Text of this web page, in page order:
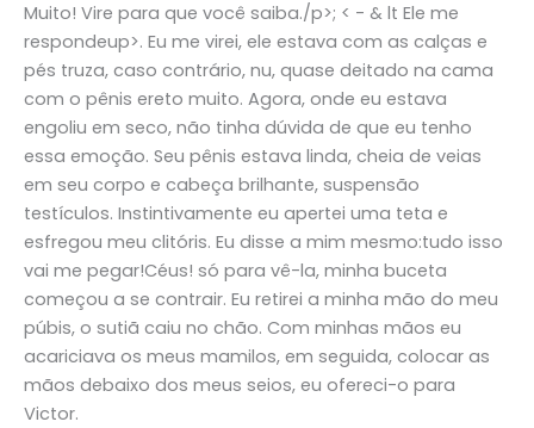
Muito! Vire para que você saiba./p>; < - & lt Ele me
respondeup>. Eu me virei, ele estava com as calças e
pés truza, caso contrário, nu, quase deitado na cama
com o pênis ereto muito. Agora, onde eu estava
engoliu em seco, não tinha dúvida de que eu tenho
essa emoção. Seu pênis estava linda, cheia de veias
em seu corpo e cabeça brilhante, suspensão
testículos. Instintivamente eu apertei uma teta e
esfregou meu clitóris. Eu disse a mim mesmo:tudo isso
vai me pegar!Céus! só para vê-la, minha buceta
começou a se contrair. Eu retirei a minha mão do meu
púbis, o sutiã caiu no chão. Com minhas mãos eu
acariciava os meus mamilos, em seguida, colocar as
mãos debaixo dos meus seios, eu ofereci-o para
Victor.